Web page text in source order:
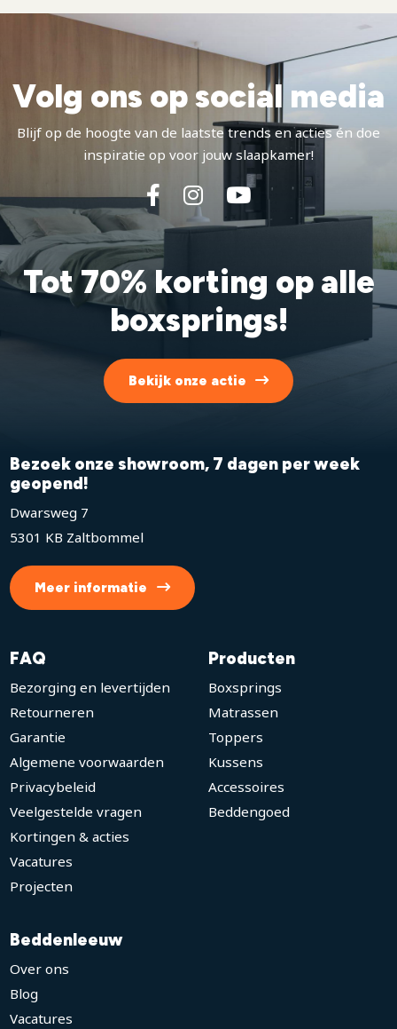
Volg ons op social media
Blijf op de hoogte van de laatste trends en acties én doe
inspiratie op voor jouw slaapkamer!
Tot 70% korting op alle
boxsprings!
Bekijk onze actie
Bezoek onze showroom, 7 dagen per week
geopend!
Dwarsweg 7
5301 KB Zaltbommel
Meer informatie
FAQ
Bezorging en levertijden
Retourneren
Garantie
Algemene voorwaarden
Privacybeleid
Veelgestelde vragen
Kortingen & acties
Vacatures
Projecten
Producten
Boxsprings
Matrassen
Toppers
Kussens
Accessoires
Beddengoed
Beddenleeuw
Over ons
Blog
Vacatures